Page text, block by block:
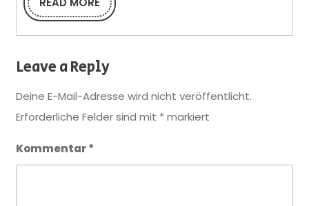
READ
MORE
Leave a Reply
Deine E-Mail-Adresse wird nicht veröffentlicht.
Erforderliche Felder sind mit * markiert
Kommentar*